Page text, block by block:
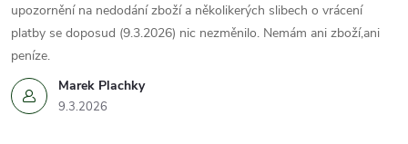
Marek Plachky
9.3.2026
upozornění na nedodání zboží a několikerých slibech o vrácení
platby se doposud (9.3.2026) nic nezměnilo. Nemám ani zboží,ani
peníze.